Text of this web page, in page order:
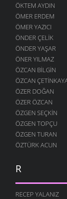
ÖKTEM AYDIN
ÖMER ERDEM
ÖMER YAZICI
ÖNDER ÇELIK
ÖNDER YAŞAR
ÖNER YILMAZ
ÖZCAN BILGIN
ÖZCAN
ÖZER DOĞAN
ÖZER ÖZCAN
ÖZGEN SEÇKIN
ÖZGEN TOPÇU
ÖZGEN TURAN
ÖZTÜRK ACUN
R
RECEP YALANIZ